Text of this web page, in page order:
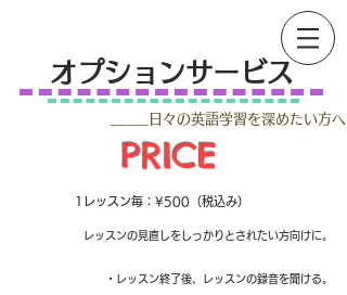
オプションサービス
_____日々の英語学習を深めたい方へ
PRICE​​
1レッスン毎：¥500 （税込み）
レッスンの見直しをしっかりとされたい方向けに。
​・レッスン終了後、レッスンの録音を聞ける。